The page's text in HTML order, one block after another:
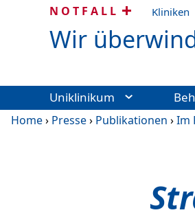
NOTFALL Kliniken
Wir
Uniklinikum
Home› Presse› Publikationen ›Im